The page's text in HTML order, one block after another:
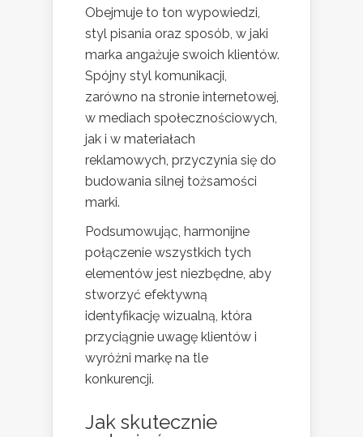
Obejmuje to ton wypowiedzi,
styl pisania oraz sposób, w jaki
marka angażuje swoich klientów.
Spójny styl komunikacji,
zarówno na stronie internetowej,
w mediach społecznościowych,
jak i w materiałach
reklamowych, przyczynia się do
budowania silnej tożsamości
marki.
Podsumowując, harmonijne
połączenie wszystkich tych
elementów jest niezbędne, aby
stworzyć efektywną
identyfikację wizualną, która
przyciągnie uwagę klientów i
wyróżni markę na tle
konkurencji.
Jak skutecznie